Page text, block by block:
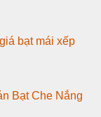
bạt mái xếp
Bạt Che Nắng